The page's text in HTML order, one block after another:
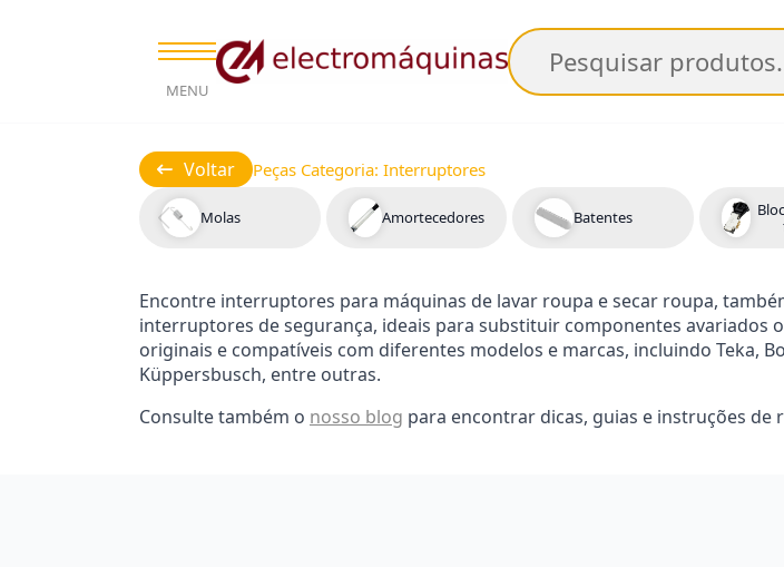
MENU
Pesquisar
Voltar Peças Categoria:Interruptores
Molas Amortecedores Batentes
Encontre interruptores para máquinas de lavar roupa e secar roupa,
interruptores de segurança, ideais para substituir componentes
originais e compatíveis com diferentes modelos e marcas, incluindo Teka,
Küppersbusch, entre outras.
Consulte também o nosso blog para encontrar dicas, guias e instruções